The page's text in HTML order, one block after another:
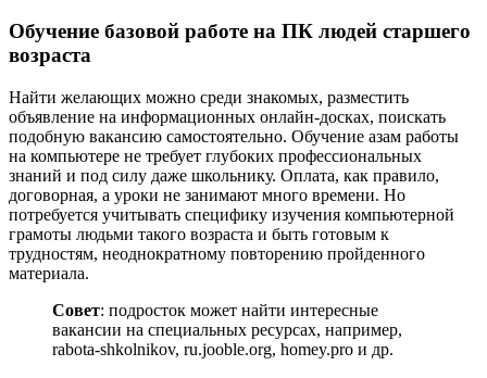
Обучение базовой работе на ПК людей старшего
возраста
Найти желающих можно среди знакомых, разместить
объявление на информационных онлайн-досках, поискать
подобную вакансию самостоятельно. Обучение азам работы
на компьютере не требует глубоких профессиональных
знаний и под силу даже школьнику. Оплата, как правило,
договорная, а уроки не занимают много времени. Но
потребуется учитывать специфику изучения компьютерной
грамоты людьми такого возраста и быть готовым к
трудностям, неоднократному повторению пройденного
материала.
Совет: подросток может найти интересные
вакансии на специальных ресурсах, например,
rabota-shkolnikov, ru.jooble.org, homey.pro и др.